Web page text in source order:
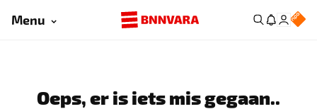
Menu
Oeps, er is iets mis gegaan..